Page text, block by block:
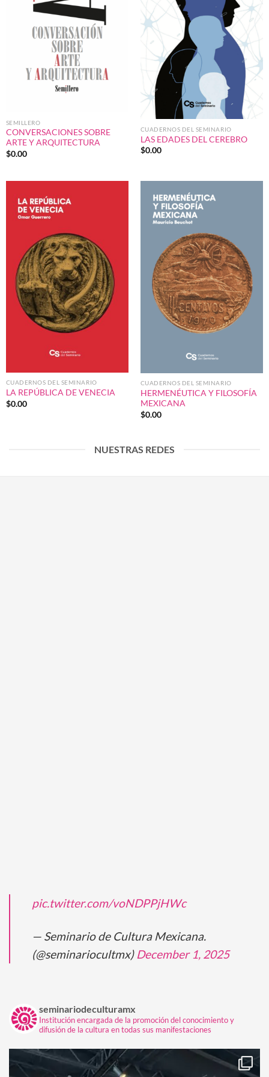
SEMILLERO
CONVERSACIONES SOBRE
ARTE Y ARQUITECTURA
$0.00
CUADERNOS DEL SEMINARIO
LAS EDADES DEL CEREBRO
$0.00
CUADERNOS DEL SEMINARIO
LA REPÚBLICA DE VENECIA
$0.00
CUADERNOS DEL SEMINARIO
HERMENÉUTICA Y FILOSOFÍA
MEXICANA
$0.00
NUESTRAS REDES
pic.twitter.com/voNDPPjHWc
— Seminario de Cultura Mexicana.
(@seminariocultmx) December 1, 2025
seminariodeculturamx
Institución encargada de la promoción del conocimiento y
difusión de la cultura en todas sus manifestaciones